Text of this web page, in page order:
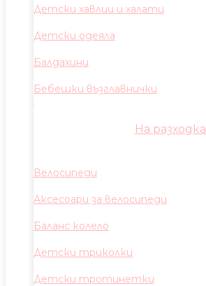
Детски хавлии и халати
Детски одеяла
Балдахини
Бебешки възглавнички
На разходка
Велосипеди
Аксесоари за велосипеди
Баланс колело
Детски триколки
Детски тротинетки